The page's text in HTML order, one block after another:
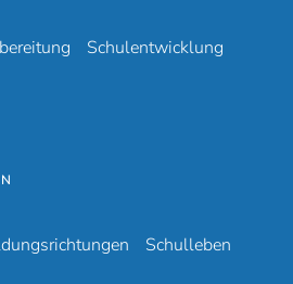
Schulentwicklung
Schulleben